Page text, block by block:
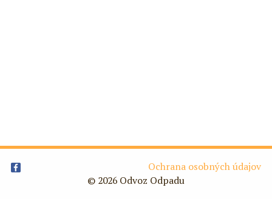
Ochrana osobných údajov
© 2026 Odvoz Odpadu